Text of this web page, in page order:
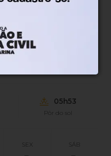
nublado
05h53
Pôr do sol
SEX SÁB